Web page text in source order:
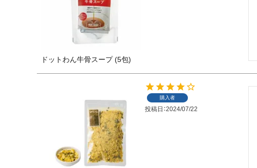
ドットわん牛骨スープ (5包)
購入者
投稿日 2024/07/22